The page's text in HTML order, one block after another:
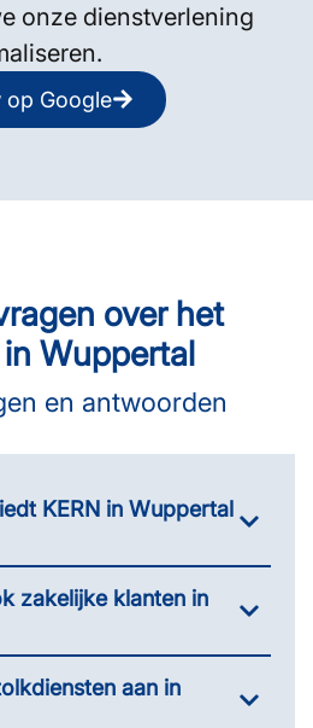
onze dienstverlening
op Google
over het
Wuppertal
en antwoorden
KERN in Wuppertal
zakelijke klanten in
aan in